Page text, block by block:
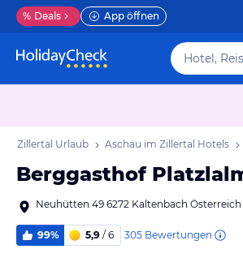
% Deals App öffnen
Zillertal Urlaub Aschau im Zillertal Hotels
Berggasthof
Neuhütten 49 6272 Kaltenbach Österreich
99% 5,9 / 6 305 Bewertungen